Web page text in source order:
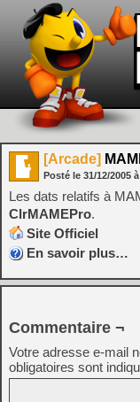
[Arcade]
Posté le 31/12/2005 à
Les dats relatifs à
ClrMAMEPro.
Site Officiel
En savoir plus…
Commentaire ¬
Votre adresse e-mail
obligatoires sont